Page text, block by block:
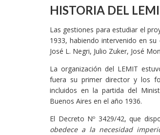
HISTORIA DEL
Las gestiones para estudiar el
1933, habiendo intervenido en
José L. Negri, Julio Zuker, José
La organización del LEMIT
fuera su primer director y los
incluidos en la partida del
Buenos Aires en el año 1936.
El Decreto Nº 3429/42, que
obedece a la necesidad